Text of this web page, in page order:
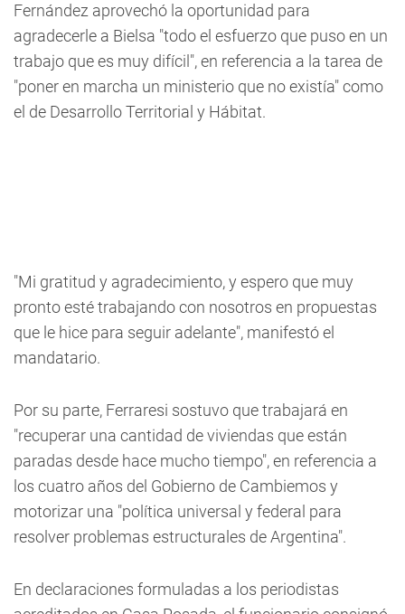
Fernández aprovechó la oportunidad para
agradecerle a Bielsa "todo el esfuerzo que puso en un
trabajo que es muy difícil", en referencia a la tarea de
"poner en marcha un ministerio que no existía" como
el de Desarrollo Territorial y Hábitat.
"Mi gratitud y agradecimiento, y espero que muy
pronto esté trabajando con nosotros en propuestas
que le hice para seguir adelante", manifestó el
mandatario.
Por su parte, Ferraresi sostuvo que trabajará en
"recuperar una cantidad de viviendas que están
paradas desde hace mucho tiempo", en referencia a
los cuatro años del Gobierno de Cambiemos y
motorizar una "política universal y federal para
resolver problemas estructurales de Argentina".
En declaraciones formuladas a los periodistas